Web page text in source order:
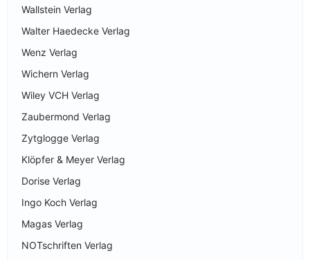
Wallstein Verlag
Walter Haedecke Verlag
Wenz Verlag
Wichern Verlag
Wiley VCH Verlag
Zaubermond Verlag
Zytglogge Verlag
Klöpfer & Meyer Verlag
Dorise Verlag
Ingo Koch Verlag
Magas Verlag
NOTschriften Verlag